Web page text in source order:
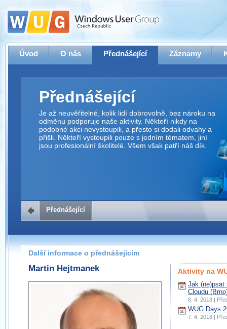
Úvod O nás Přednášející Záznamy
Přednášející
Je až neuvěřitelné, kolik lidí dobrovolně, bez nároku na
odměnu podporuje naše aktivity. Někteří nikdy na
podobné akci nevystoupili, a přesto si dodali odvahy a
přišli. Někteří vystoupili pouze s jedním tématem, jiní
jsou profesionální školitelé. Všem však patří náš dík.
Přednášející
Další informace o přednášejícím
Martin Hejtmanek Aktivity na
Jak (ne)psat
Cloudu
8. 4. 2018 |
WUG Days
7. 4. 2018 |